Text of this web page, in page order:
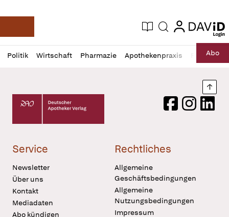
Deutsche Apotheker Zeitung
Aktuelle Ausgabe
Suche login
login
Politik Wirtschaft Pharmazie Apothekenpraxis RechtAbo
Profil
öffnen
Daz
Pur
Deutscher Apotheker Verlag Logo
FacebookInstagram
Service
Newsletter
Über uns
Kontakt
Mediadaten
Abo kündigen
Rechtliches
Allgemeine
Geschäftsbedingungen
Allgemeine
Nutzungsbedingungen
Impressum